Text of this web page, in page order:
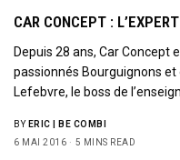
CAR CONCEPT :
Depuis 28 ans, Car Concept
passionnés Bourguignons et
Lefebvre, le boss de
BY ERIC | BE COMBI
6 MAI 2016
5 MINS READ